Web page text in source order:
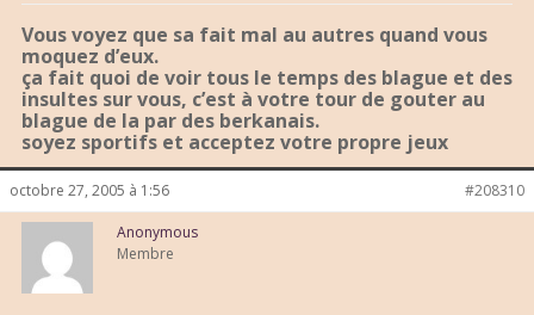
Vous voyez que sa fait mal au autres quand vous
moquez d’eux.
ça fait quoi de voir tous le temps des blague et des
insultes sur vous, c’est à votre tour de gouter au
blague de la par des berkanais.
soyez sportifs et acceptez votre propre jeux
octobre 27, 2005 à 1:56 #208310
Anonymous
Membre